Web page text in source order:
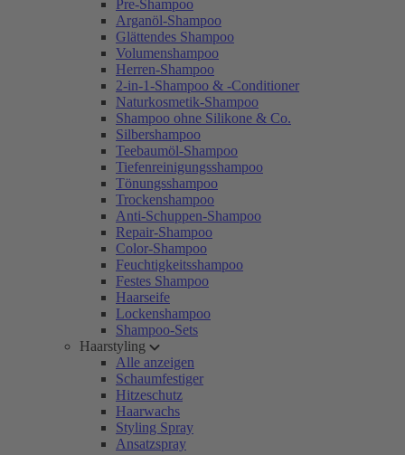
Pre-Shampoo
Arganöl-Shampoo
Glättendes Shampoo
Volumenshampoo
Herren-Shampoo
2-in-1-Shampoo & -Conditioner
Naturkosmetik-Shampoo
Shampoo ohne Silikone & Co.
Silbershampoo
Teebaumöl-Shampoo
Tiefenreinigungsshampoo
Tönungsshampoo
Trockenshampoo
Anti-Schuppen-Shampoo
Repair-Shampoo
Color-Shampoo
Feuchtigkeitsshampoo
Festes Shampoo
Haarseife
Lockenshampoo
Shampoo-Sets
Haarstyling
Alle anzeigen
Schaumfestiger
Hitzeschutz
Haarwachs
Styling Spray
Ansatzspray